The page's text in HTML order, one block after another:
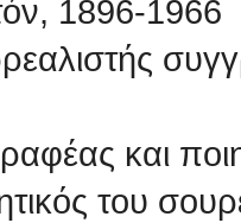
1896-1966
και
του